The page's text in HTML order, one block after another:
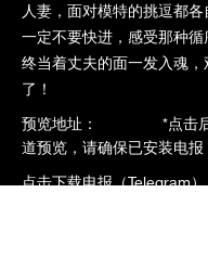
人妻，面对模特的挑逗都
一定不要快进，感受那种
终当着丈夫的面一发入魂
了！
预览地址： *点击后
道预览，请确保已安装电报
点击下载电报（Telegram）